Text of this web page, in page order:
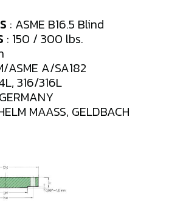
: ASME B16.5 Blind
: 150 / 300 lbs.
ASME A/SA182
316/316L
MAASS, GELDBACH